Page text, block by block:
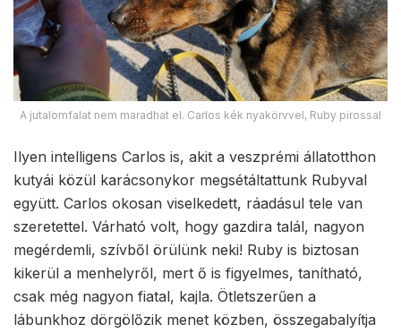
A jutalomfalat nem maradhat el. Carlos kék nyakörvvel, Ruby pirossal
Ilyen intelligens Carlos is, akit a veszprémi állatotthon
kutyái közül karácsonykor megsétáltattunk Rubyval
együtt. Carlos okosan viselkedett, ráadásul tele van
szeretettel. Várható volt, hogy gazdira talál, nagyon
megérdemli, szívből örülünk neki! Ruby is biztosan
kikerül a menhelyről, mert ő is figyelmes, tanítható,
csak még nagyon fiatal, kajla. Ötletszerűen a
lábunkhoz dörgölőzik menet közben, összegabalyítja